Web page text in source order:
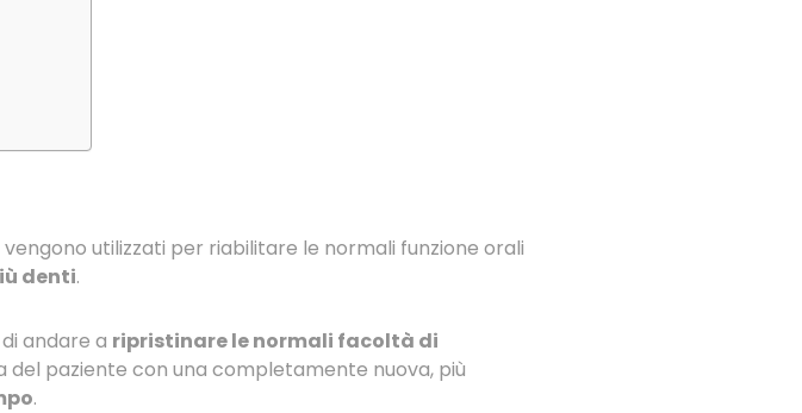
utilizzati per riabilitare le normali funzione orali
denti.
andare a ripristinare le normali facoltà di
paziente con una completamente nuova, più
.